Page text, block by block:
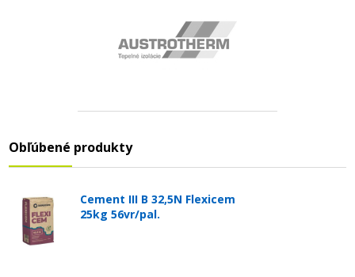
Obľúbené produkty
Cement III B 32,5N Flexicem
25kg 56vr/pal.